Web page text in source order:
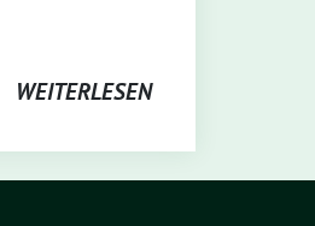
WEITERLESEN